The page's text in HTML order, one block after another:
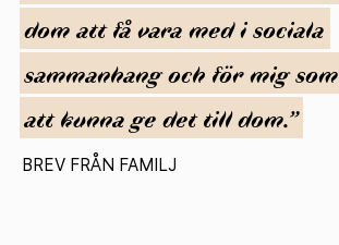
dom att få vara med i sociala
sammanhang och för mig som
att kunna ge det till dom.”
BREV FRÅN FAMILJ